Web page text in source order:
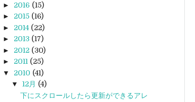
► 2016 (15)
► 2015 (16)
► 2014 (22)
► 2013 (17)
► 2012 (30)
► 2011 (25)
▼
2010 (41)
▼
12月 (4)
下にスクロールしたら更新ができるアレ